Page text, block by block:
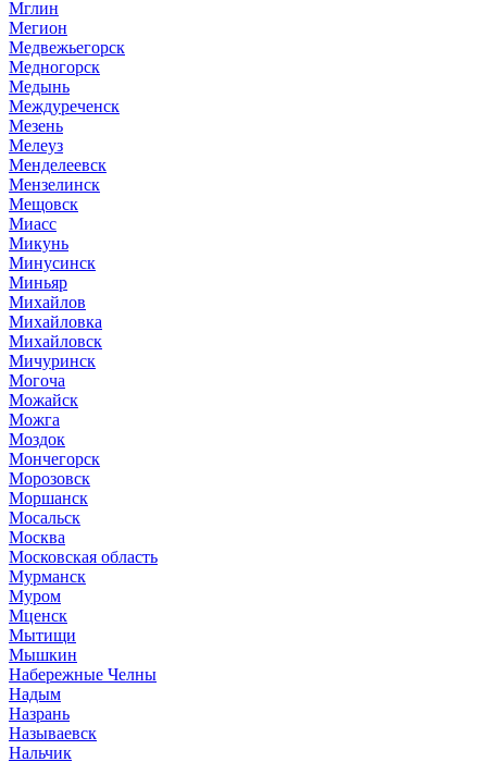
Мглин
Мегион
Медвежьегорск
Медногорск
Медынь
Междуреченск
Мезень
Мелеуз
Менделеевск
Мензелинск
Мещовск
Миасс
Микунь
Минусинск
Миньяр
Михайлов
Михайловка
Михайловск
Мичуринск
Могоча
Можайск
Можга
Моздок
Мончегорск
Морозовск
Моршанск
Мосальск
Москва
Московская область
Мурманск
Муром
Мценск
Мытищи
Мышкин
Набережные Челны
Надым
Назрань
Называевск
Нальчик